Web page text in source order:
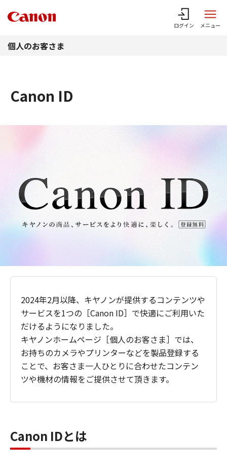
ログイン メニュー
個人のお客さま
Canon ID
2024年2月以降、キヤノンが提供するコンテンツや
サービスを1つの［Canon ID］で快適にご利用いた
だけるようになりました。
キヤノンホームページ［個人のお客さま］では、
お持ちのカメラやプリンターなどを製品登録する
ことで、お客さま一人ひとりに合わせたコンテン
ツや機材の情報をご提供させて頂きます。
Canon IDとは